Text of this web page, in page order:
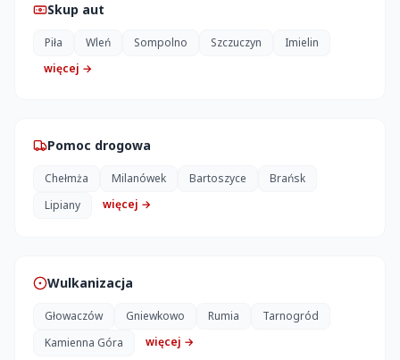
Skup aut
Piła Wleń Sompolno Szczuczyn
Imielin
więcej →
Pomoc drogowa
Chełmża Milanówek Bartoszyce
Brańsk
Lipiany
więcej →
Wulkanizacja
Głowaczów Gniewkowo Rumia
Tarnogród
Kamienna Góra
więcej →